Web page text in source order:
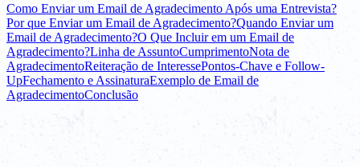
Como Enviar um Email de Agradecimento Após uma Entrevista?
Por que Enviar um Email de Agradecimento?Quando Enviar um
Email de Agradecimento?O Que Incluir em um Email de
Agradecimento?Linha de AssuntoCumprimentoNota de
AgradecimentoReiteração de InteressePontos-Chave e Follow-
UpFechamento e AssinaturaExemplo de Email de
AgradecimentoConclusão